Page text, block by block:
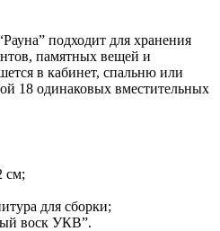
подходит для хранения
памятных вещей и
в кабинет, спальню или
18 одинаковых вместительных
см;
для сборки;
воск УКВ”.